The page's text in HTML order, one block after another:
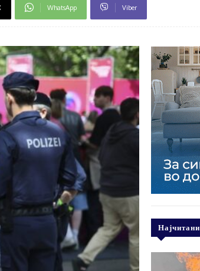
WhatsApp Viber
Најчитани